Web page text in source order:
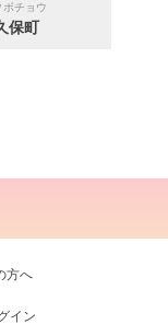
ボチョウ
保町
方へ
イン